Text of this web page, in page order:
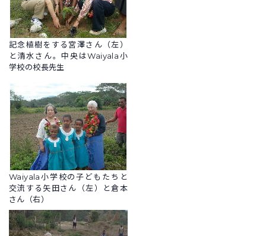
記念植樹をする宮澤さん（左）
と清水さん。中央はWaiyala小
学校の校長先生
Waiyala小学校の子どもたちと
交流する矢田さん（左）と倉本
さん（右）